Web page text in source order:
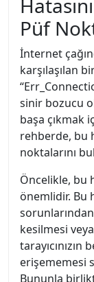
Püf
İnternet
karşılaşılan
sinir bozucu
başa çıkmak
rehberde, bu
noktalarını
Öncelikle, bu
önemlidir. Bu
kesilmesi
erişememesi
Bununla